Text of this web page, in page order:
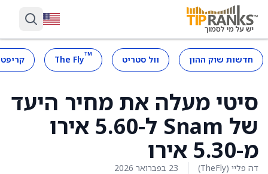
חדשות שוק ההון וול סטריט ™
The Fly
סיטי מעלה את מחיר היעד
של Snam ל-5.60 אירו
מ-5.30 אירו
דה פליי (TheFly) 23 בפברואר 2026